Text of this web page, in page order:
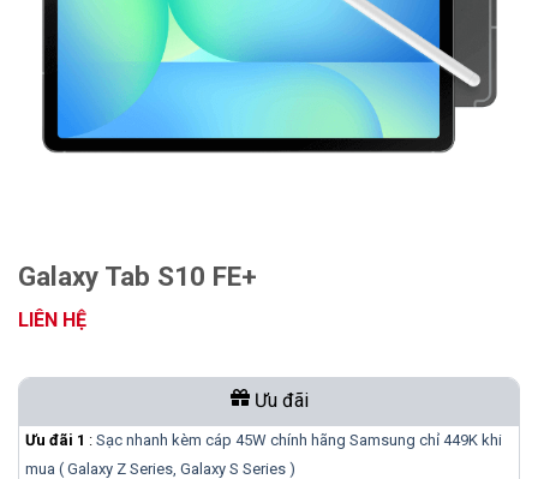
Galaxy Tab S10 FE+
LIÊN HỆ
Ưu đãi
Ưu đãi 1 : Sạc nhanh kèm cáp 45W chính hãng Samsung chỉ 449K khi
mua ( Galaxy Z Series, Galaxy S Series )